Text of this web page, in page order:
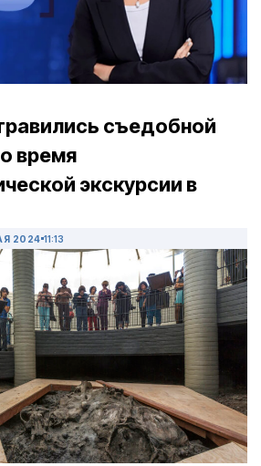
съедобной
время
экскурсии в
2024 11:13